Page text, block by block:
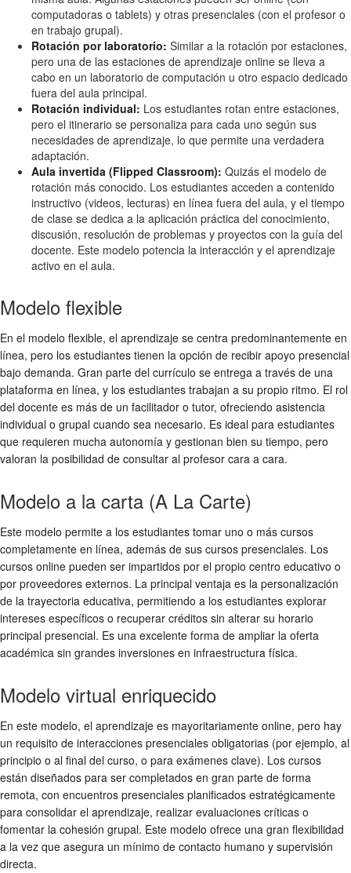
computadoras o tablets) y otras presenciales (con el profesor o
en trabajo grupal).
Rotación por laboratorio: Similar a la rotación por estaciones,
pero una de las estaciones de aprendizaje online se lleva a
cabo en un laboratorio de computación u otro espacio dedicado
fuera del aula principal.
Rotación individual: Los estudiantes rotan entre estaciones,
pero el itinerario se personaliza para cada uno según sus
necesidades de aprendizaje, lo que permite una verdadera
adaptación.
Aula invertida (Flipped Classroom): Quizás el modelo de
rotación más conocido. Los estudiantes acceden a contenido
instructivo (videos, lecturas) en línea fuera del aula, y el tiempo
de clase se dedica a la aplicación práctica del conocimiento,
discusión, resolución de problemas y proyectos con la guía del
docente. Este modelo potencia la interacción y el aprendizaje
activo en el aula.
Modelo flexible
En el modelo flexible, el aprendizaje se centra predominantemente en
línea, pero los estudiantes tienen la opción de recibir apoyo presencial
bajo demanda. Gran parte del currículo se entrega a través de una
plataforma en línea, y los estudiantes trabajan a su propio ritmo. El rol
del docente es más de un facilitador o tutor, ofreciendo asistencia
individual o grupal cuando sea necesario. Es ideal para estudiantes
que requieren mucha autonomía y gestionan bien su tiempo, pero
valoran la posibilidad de consultar al profesor cara a cara.
Modelo a la carta (A La Carte)
Este modelo permite a los estudiantes tomar uno o más cursos
completamente en línea, además de sus cursos presenciales. Los
cursos online pueden ser impartidos por el propio centro educativo o
por proveedores externos. La principal ventaja es la personalización
de la trayectoria educativa, permitiendo a los estudiantes explorar
intereses específicos o recuperar créditos sin alterar su horario
principal presencial. Es una excelente forma de ampliar la oferta
académica sin grandes inversiones en infraestructura física.
Modelo virtual enriquecido
En este modelo, el aprendizaje es mayoritariamente online, pero hay
un requisito de interacciones presenciales obligatorias (por ejemplo, al
principio o al final del curso, o para exámenes clave). Los cursos
están diseñados para ser completados en gran parte de forma
remota, con encuentros presenciales planificados estratégicamente
para consolidar el aprendizaje, realizar evaluaciones críticas o
fomentar la cohesión grupal. Este modelo ofrece una gran flexibilidad
a la vez que asegura un mínimo de contacto humano y supervisión
directa.